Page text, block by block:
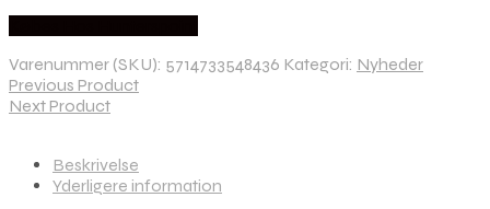
Varenummer (SKU): 5714733548436 Kategori: Nyheder
Previous Product
Next Product
Beskrivelse
Yderligere information